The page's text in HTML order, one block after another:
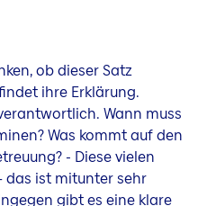
ob dieser Satz
ihre Erklärung.
Wann muss
Was kommt auf den
- Diese vielen
das ist mitunter sehr
gibt es eine klare